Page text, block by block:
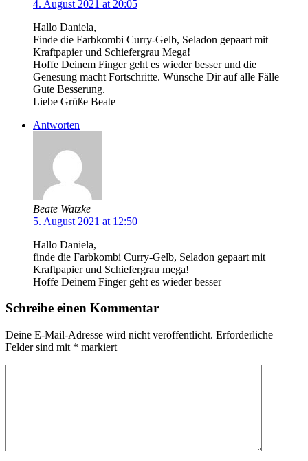
4. August 2021 at 20:05
Hallo Daniela,
Finde die Farbkombi Curry-Gelb, Seladon gepaart mit
Kraftpapier und Schiefergrau Mega!
Hoffe Deinem Finger geht es wieder besser und die
Genesung macht Fortschritte. Wünsche Dir auf alle Fälle
Gute Besserung.
Liebe Grüße Beate
Antworten
Beate Watzke
5. August 2021 at 12:50
Hallo Daniela,
finde die Farbkombi Curry-Gelb, Seladon gepaart mit
Kraftpapier und Schiefergrau mega!
Hoffe Deinem Finger geht es wieder besser
Schreibe einen Kommentar
Deine E-Mail-Adresse wird nicht veröffentlicht. Erforderliche
Felder sind mit * markiert